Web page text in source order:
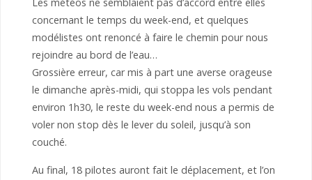
concernant le temps du week-end, et quelques
modélistes ont renoncé à faire le chemin pour nous
rejoindre au bord de l’eau…
Grossière erreur, car mis à part une averse orageuse
le dimanche après-midi, qui stoppa les vols pendant
environ 1h30, le reste du week-end nous a permis de
voler non stop dès le lever du soleil, jusqu’à son
couché.
Au final, 18 pilotes auront fait le déplacement, et l’on